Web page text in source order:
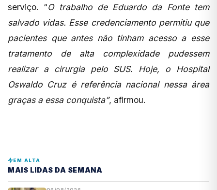
serviço. “O trabalho de Eduardo da Fonte tem
salvado vidas. Esse credenciamento permitiu que
pacientes que antes não tinham acesso a esse
tratamento de alta complexidade pudessem
realizar a cirurgia pelo SUS. Hoje, o Hospital
Oswaldo Cruz é referência nacional nessa área
graças a essa conquista”, afirmou.
EM ALTA
MAIS LIDAS DA SEMANA